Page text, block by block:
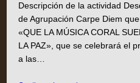
Descripción de la actividad
de Agrupación Carpe Diem
«QUE LA MÚSICA CORAL
LA PAZ», que se celebrará el
a las…